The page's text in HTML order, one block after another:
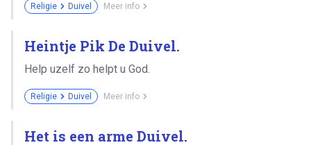
Religie Duivel Meer info
Heintje Pik De Duivel.
Help uzelf zo helpt u God.
Religie Duivel Meer info
Het is een arme Duivel.